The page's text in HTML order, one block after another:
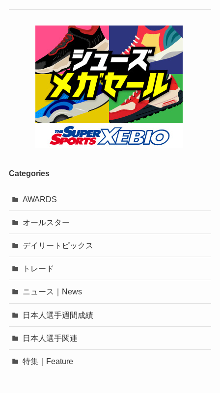
Categories
AWARDS
オールスター
デイリートピックス
トレード
ニュース｜News
日本人選手週間成績
日本人選手関連
特集｜Feature